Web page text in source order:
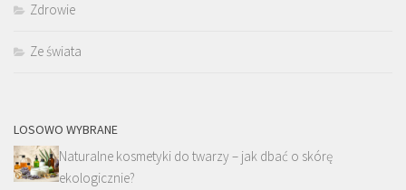
Zdrowie
Ze świata
LOSOWO WYBRANE
Naturalne kosmetyki do twarzy – jak dbać o skórę
ekologicznie?